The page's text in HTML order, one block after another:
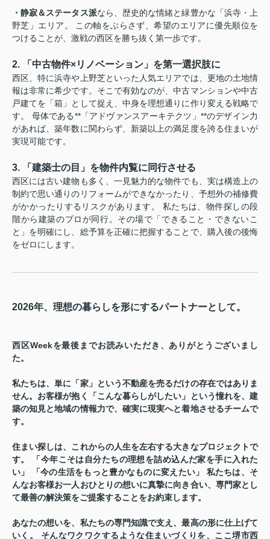
・静寂＆ステータス派なら、歴史的な情緒と緑豊かな「浜寺・上
野芝」エリア。 この軸をぶらさず、希望のエリアに優先順位を
つけることが、激戦の西区を勝ち抜く第一歩です。
2. 「中古物件×リノベーション」を第一選択肢に
西区、特に浜寺や上野芝といった人気エリアでは、更地の土地情
報は非常に希少です。そこで有効なのが、中古マンションや中古
戸建てを「箱」として捉え、中身を理想通りに作り変える戦略で
す。 母体である**「アドヴァンスアーキテクツ」**のデザイン力
があれば、築年数に関わらず、新築以上の満足度を誇る住まいが
実現可能です。
3. 「建築士の目」を物件内覧に同行させる
西区には古い建物も多く、一見魅力的な物件でも、実は構造上の
制約で思い通りのリフォームができなかったり、予想外の補修費
がかかったりするリスクがあります。 私たちは、物件探しの段
階から建築のプロが同行。その場で「できること・できないこ
と」を明確にし、総予算を正確に把握することで、購入後の後悔
をゼロにします。
2026年、理想の暮らしを形にするパートナーとして。
西区Weekを最後までお読みいただき、ありがとうございまし
た。
私たちは、単に「家」という不動産を売るだけの存在ではありま
せん。お客様が抱く「こんな暮らしがしたい」という憧れを、建
築の知見と地域の情報力で、確実に現実へと着地させるチームで
す。
住まい探しは、これからの人生を左右する大きなプロジェクトで
す。 「今年こそは自分たちの理想を詰め込んだ家を手に入れた
い」 「今の生活をもっと豊かなものに変えたい」 私たちは、そ
んなお客様お一人おひとりの想いに真摯に向き合い、専門家とし
て最善の解決策をご提案することをお約束します。
あなたの想いを、私たちの専門知識で支え、最高の形に仕上げて
いく。 そんなワクワクするような住まいづくりを、ここ堺市西